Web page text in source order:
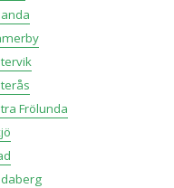
Frölunda